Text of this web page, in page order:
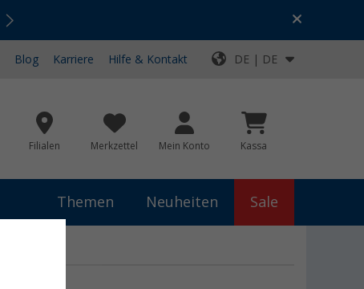
Top-Deals für dein Abenteuer!
Blog Karriere Hilfe & Kontakt DE | DE
Filialen Merkzettel Mein Konto Kassa
Themen Neuheiten Sale